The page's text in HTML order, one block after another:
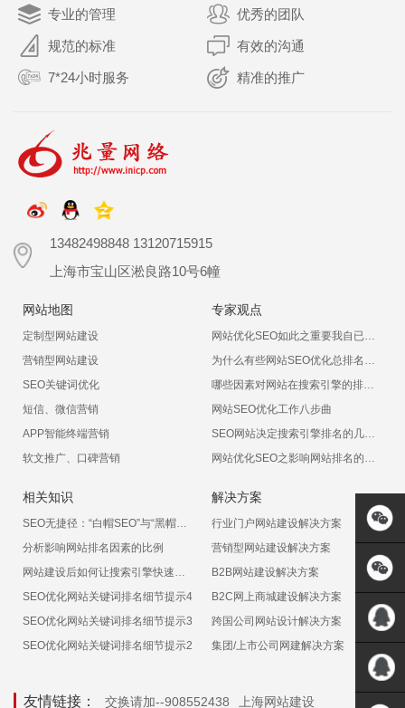
专业的管理 优秀的团队
规范的标准 有效的沟通
7*24小时服务 精准的推广
13482498848 13120715915
上海市宝山区淞良路10号6幢
网站地图
定制型网站建设
营销型网站建设
SEO关键词优化
短信、微信营销
APP智能终端营销
软文推广、口碑营销
专家观点
网站优化SEO如此之重要我自已能不能做呢？
为什么有些网站SEO优化总排名不上呢
哪些因素对网站在搜索引擎的排名有影响
网站SEO优化工作八步曲
SEO网站决定搜索引擎排名的几大因素
网站优化SEO之影响网站排名的十大非常见因素
相关知识
SEO无捷径：“白帽SEO”与“黑帽SEO”
分析影响网站排名因素的比例
网站建设后如何让搜索引擎快速收录
SEO优化网站关键词排名细节提示4
SEO优化网站关键词排名细节提示3
SEO优化网站关键词排名细节提示2
解决方案
行业门户网站建设解决方案
营销型网站建设解决方案
B2B网站建设解决方案
B2C网上商城建设解决方案
跨国公司网站设计解决方案
集团/上市公司网建解决方案
友情链接： 交换请加--908552438 上海网站建设